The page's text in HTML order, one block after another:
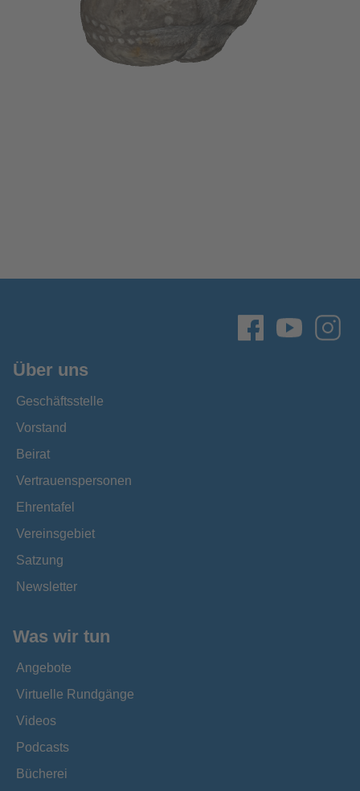
Über uns
Geschäftsstelle
Vorstand
Beirat
Vertrauenspersonen
Ehrentafel
Vereinsgebiet
Satzung
Newsletter
Was wir tun
Angebote
Virtuelle Rundgänge
Videos
Podcasts
Bücherei